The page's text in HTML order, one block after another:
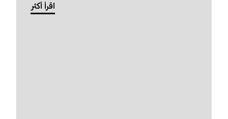
اقرأ أكثر